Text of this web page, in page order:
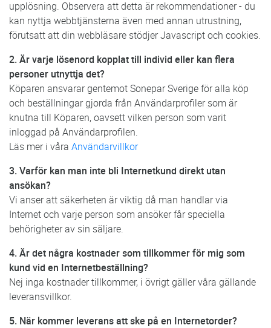
upplösning. Observera att detta är rekommendationer - du
kan nyttja webbtjänsterna även med annan utrustning,
förutsatt att din webbläsare stödjer Javascript och cookies.
2. Är varje lösenord kopplat till individ eller kan flera
personer utnyttja det?
Köparen ansvarar gentemot Sonepar Sverige för alla köp
och beställningar gjorda från Användarprofiler som är
knutna till Köparen, oavsett vilken person som varit
inloggad på Användarprofilen.
Läs mer i våra Användarvillkor
3. Varför kan man inte bli Internetkund direkt utan
ansökan?
Vi anser att säkerheten är viktig då man handlar via
Internet och varje person som ansöker får speciella
behörigheter av sin säljare.
4. Är det några kostnader som tillkommer för mig som
kund vid en Internetbeställning?
Nej inga kostnader tillkommer, i övrigt gäller våra gällande
leveransvillkor.
5. När kommer leverans att ske på en Internetorder?